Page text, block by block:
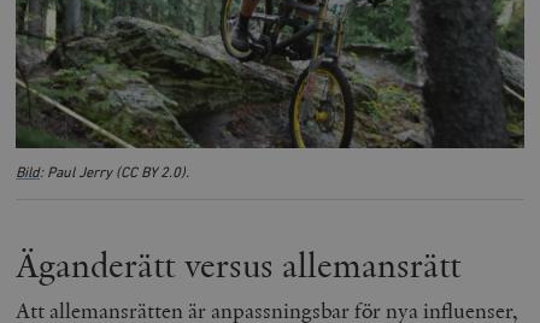
Bild: Paul Jerry (CC BY 2.0).
Äganderätt versus allemansrätt
Att allemansrätten är anpassningsbar för nya influenser,